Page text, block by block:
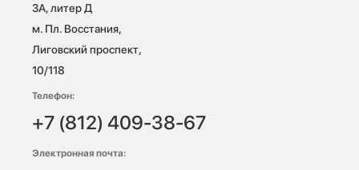
3А, литер Д
м. Пл. Восстания,
Лиговский проспект,
10/118
Телефон:
+7 (812) 409-38-67
Электронная почта: